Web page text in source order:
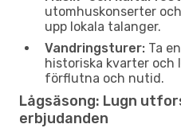
utomhuskonserter
upp lokala talanger.
Vandringsturer: Ta
historiska kvarter och
förflutna och nutid.
Lågsäsong: Lugn
erbjudanden